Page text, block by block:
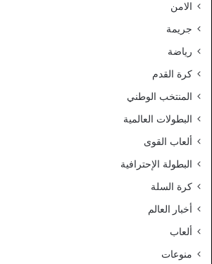
الامن
جريمة
رياضة
كرة القدم
المنتخب الوطني
البطولات العالمية
ألعاب القوى
البطولة الإحترافية
كرة السلة
أخبار العالم
ألعاب
منوعات